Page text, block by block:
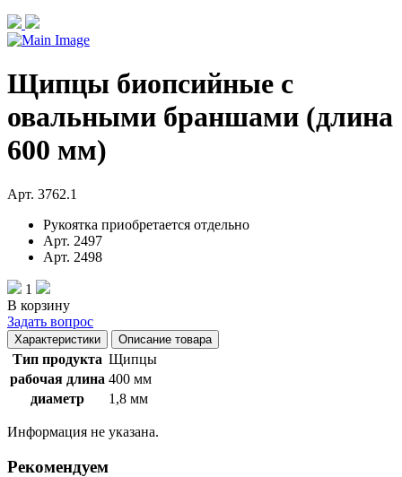
Щипцы биопсийные с
овальными браншами (длина
600 мм)
Арт. 3762.1
Рукоятка приобретается отдельно
Арт. 2497
Арт. 2498
1
В корзину
Задать вопрос
Характеристики Описание товара
Тип продукта Щипцы
рабочая длина 400 мм
диаметр
1,8 мм
Информация не указана.
Рекомендуем